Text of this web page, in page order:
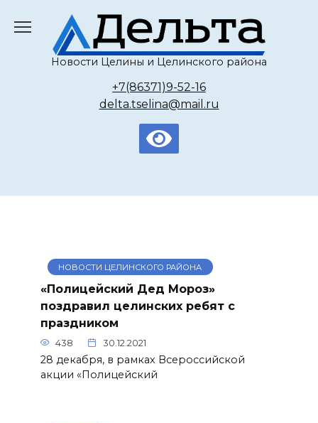
содержанию
Новости Целины и Целинского района
+7(86371)9-52-16
delta.tselina@mail.ru
НОВОСТИ ЦЕЛИНСКОГО РАЙОНА
«Полицейский Дед Мороз»
поздравил целинских ребят с
праздником
438 30.12.2021
28 декабря, в рамках Всероссийской
акции «Полицейский